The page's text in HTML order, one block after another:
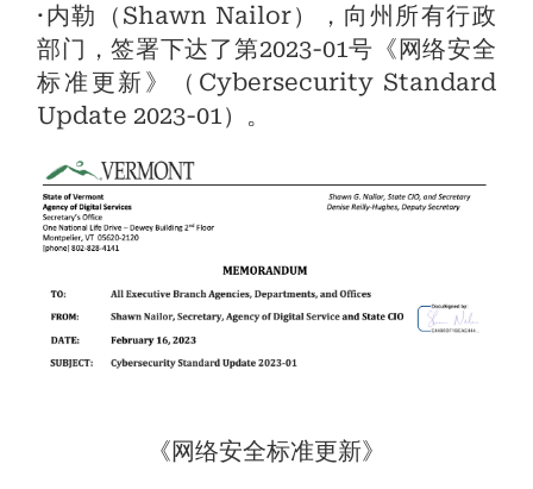
·内勒（Shawn Nailor），向州所有行政
部门，签署下达了第2023-01号《网络安全
标准更新》（Cybersecurity Standard
Update 2023-01）。
《网络安全标准更新》